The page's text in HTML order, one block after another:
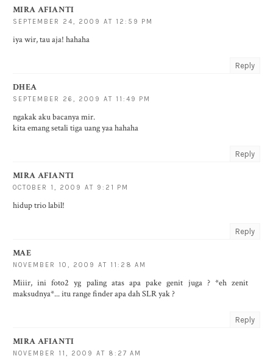
MIRA AFIANTI
SEPTEMBER 24, 2009 AT 12:59 PM
iya wir, tau aja! hahaha
Reply
DHEA
SEPTEMBER 26, 2009 AT 11:49 PM
ngakak aku bacanya mir.
kita emang setali tiga uang yaa hahaha
Reply
MIRA AFIANTI
OCTOBER 1, 2009 AT 9:21 PM
hidup trio labil!
Reply
MAE
NOVEMBER 10, 2009 AT 11:28 AM
Miiir, ini foto2 yg paling atas apa pake genit juga ? *eh zenit
maksudnya*... itu range finder apa dah SLR yak ?
Reply
MIRA AFIANTI
NOVEMBER 11, 2009 AT 8:27 AM